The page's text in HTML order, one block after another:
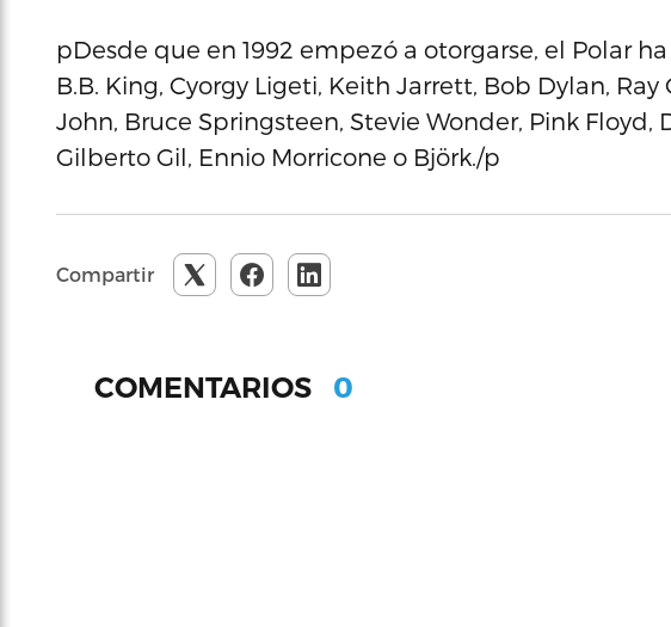
pDesde que en 1992 empezó a otorgarse, el Polar
B.B. King, Cyorgy Ligeti, Keith Jarrett, Bob Dylan,
John, Bruce Springsteen, Stevie Wonder, Pink Floyd,
Gilberto Gil, Ennio Morricone o Björk./p
Compartir
COMENTARIOS 0